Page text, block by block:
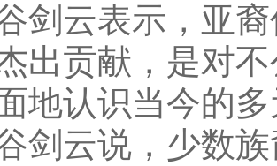
云表示，亚裔
出贡献，是对
地认识当今的
云说，少数族